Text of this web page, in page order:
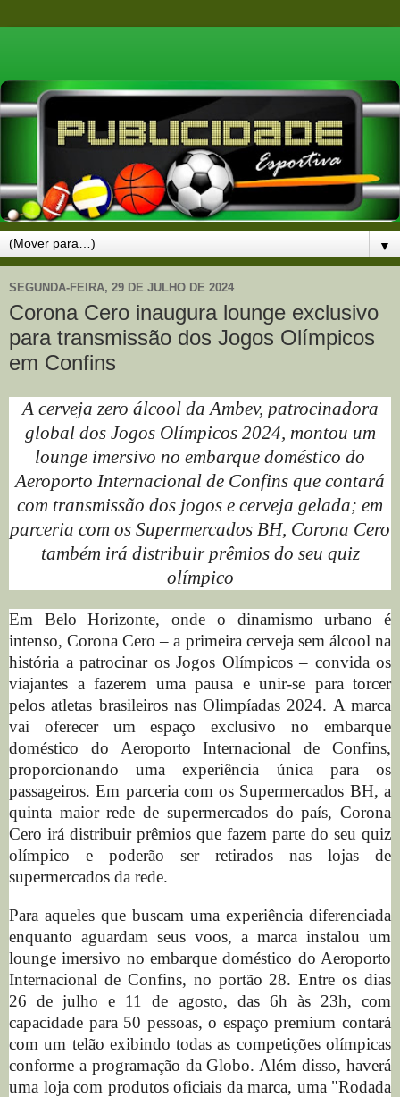
▼
SEGUNDA-FEIRA, 29 DE JULHO DE 2024
Corona Cero inaugura lounge exclusivo
para transmissão dos Jogos Olímpicos
em Confins
A cerveja zero álcool da Ambev, patrocinadora
global dos Jogos Olímpicos 2024, montou um
lounge imersivo no embarque doméstico do
Aeroporto Internacional de Confins que contará
com transmissão dos jogos e cerveja gelada; em
parceria com os Supermercados BH, Corona Cero
também irá distribuir prêmios do seu quiz
olímpico
Em Belo Horizonte, onde o dinamismo urbano é
intenso, Corona Cero – a primeira cerveja sem álcool na
história a patrocinar os Jogos Olímpicos – convida os
viajantes a fazerem uma pausa e unir-se para torcer
pelos atletas brasileiros nas Olimpíadas 2024. A marca
vai oferecer um espaço exclusivo no embarque
doméstico do Aeroporto Internacional de Confins,
proporcionando uma experiência única para os
passageiros. Em parceria com os Supermercados BH, a
quinta maior rede de supermercados do país, Corona
Cero irá distribuir prêmios que fazem parte do seu quiz
olímpico e poderão ser retirados nas lojas de
supermercados da rede.
Para aqueles que buscam uma experiência diferenciada
enquanto aguardam seus voos, a marca instalou um
lounge imersivo no embarque doméstico do Aeroporto
Internacional de Confins, no portão 28. Entre os dias
26 de julho e 11 de agosto, das 6h às 23h, com
capacidade para 50 pessoas, o espaço premium contará
com um telão exibindo todas as competições olímpicas
conforme a programação da Globo. Além disso, haverá
uma loja com produtos oficiais da marca, uma "Rodada